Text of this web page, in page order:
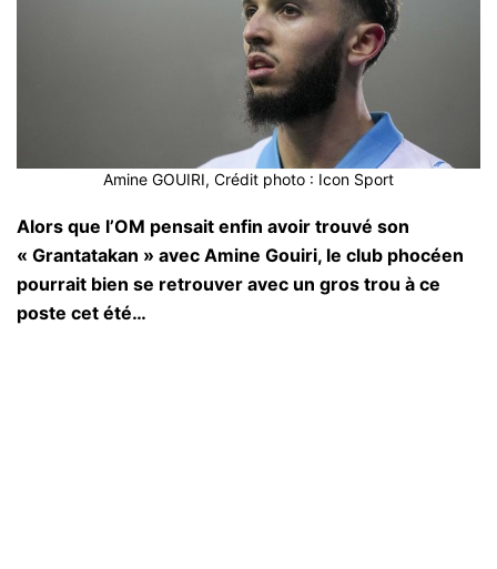
Amine GOUIRI, Crédit photo : Icon Sport
Alors que l’OM pensait enfin avoir trouvé son
« Grantatakan » avec Amine Gouiri, le club phocéen
pourrait bien se retrouver avec un gros trou à ce
poste cet été…